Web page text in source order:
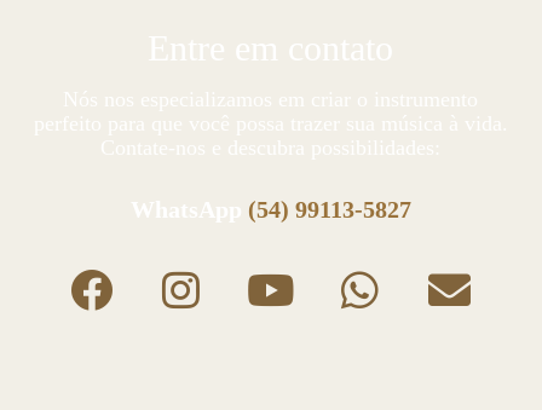
Entre em contato
Nós nos especializamos em criar o instrumento
perfeito para que você possa trazer sua música à vida.
Contate-nos e descubra possibilidades:
WhatsApp (54) 99113-5827